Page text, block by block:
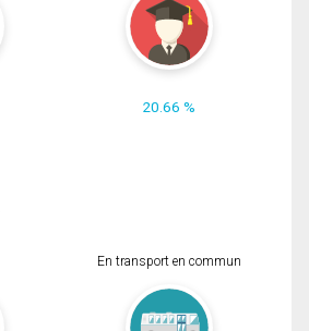
20.66 %
En transport en commun